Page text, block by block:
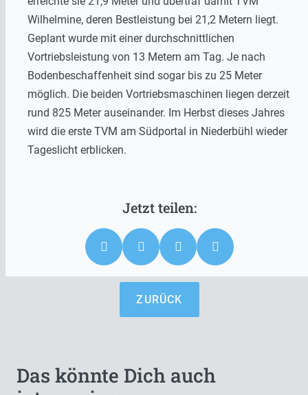
Wilhelmine, deren Bestleistung bei 21,2 Metern liegt.
Geplant wurde mit einer durchschnittlichen
Vortriebsleistung von 13 Metern am Tag. Je nach
Bodenbeschaffenheit sind sogar bis zu 25 Meter
möglich. Die beiden Vortriebsmaschinen liegen derzeit
rund 825 Meter auseinander. Im Herbst dieses Jahres
wird die erste TVM am Südportal in Niederbühl wieder
Tageslicht erblicken.
ZURÜCK
Das könnte Dich auch